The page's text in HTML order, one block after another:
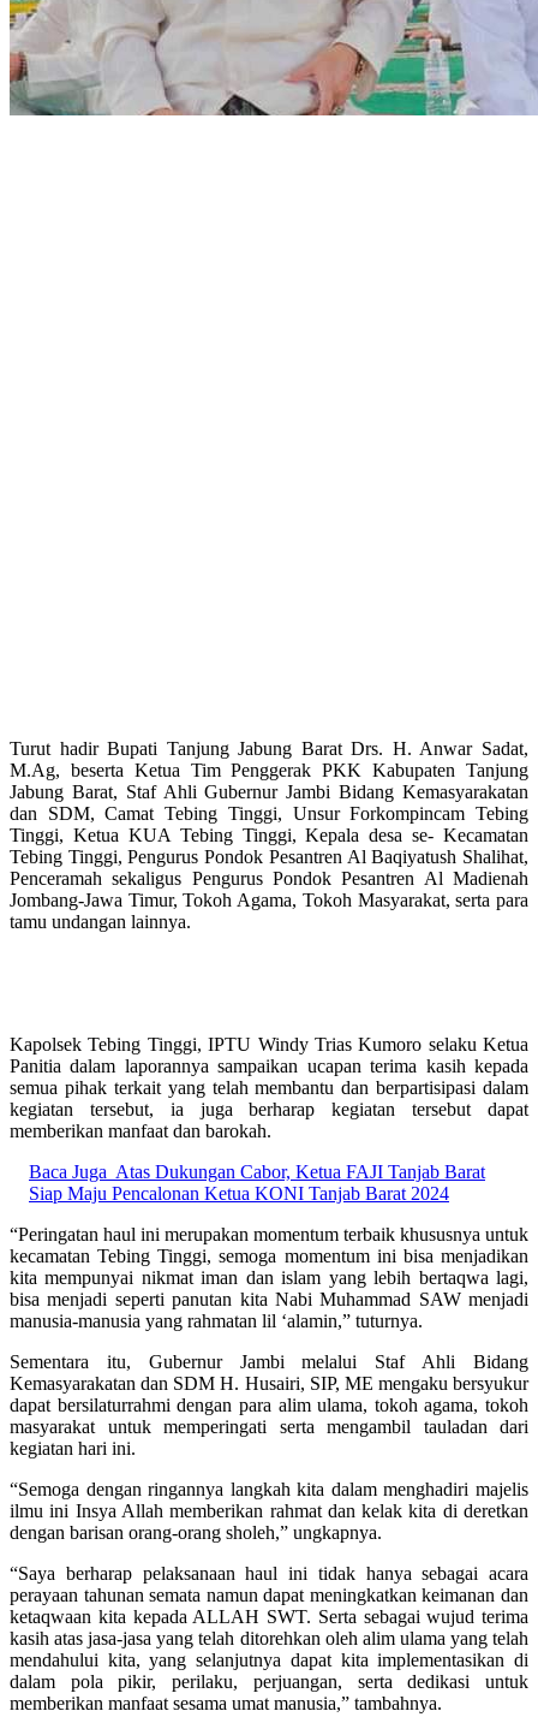
Turut hadir Bupati Tanjung Jabung Barat Drs. H. Anwar Sadat,
M.Ag, beserta Ketua Tim Penggerak PKK Kabupaten Tanjung
Jabung Barat, Staf Ahli Gubernur Jambi Bidang Kemasyarakatan
dan SDM, Camat Tebing Tinggi, Unsur Forkompincam Tebing
Tinggi, Ketua KUA Tebing Tinggi, Kepala desa se- Kecamatan
Tebing Tinggi, Pengurus Pondok Pesantren Al Baqiyatush Shalihat,
Penceramah sekaligus Pengurus Pondok Pesantren Al Madienah
Jombang-Jawa Timur, Tokoh Agama, Tokoh Masyarakat, serta para
tamu undangan lainnya.
Kapolsek Tebing Tinggi, IPTU Windy Trias Kumoro selaku Ketua
Panitia dalam laporannya sampaikan ucapan terima kasih kepada
semua pihak terkait yang telah membantu dan berpartisipasi dalam
kegiatan tersebut, ia juga berharap kegiatan tersebut dapat
memberikan manfaat dan barokah.
Baca Juga Atas Dukungan Cabor, Ketua FAJI Tanjab Barat
Siap Maju Pencalonan Ketua KONI Tanjab Barat 2024
“Peringatan haul ini merupakan momentum terbaik khususnya untuk
kecamatan Tebing Tinggi, semoga momentum ini bisa menjadikan
kita mempunyai nikmat iman dan islam yang lebih bertaqwa lagi,
bisa menjadi seperti panutan kita Nabi Muhammad SAW menjadi
manusia-manusia yang rahmatan lil ‘alamin,” tuturnya.
Sementara itu, Gubernur Jambi melalui Staf Ahli Bidang
Kemasyarakatan dan SDM H. Husairi, SIP, ME mengaku bersyukur
dapat bersilaturrahmi dengan para alim ulama, tokoh agama, tokoh
masyarakat untuk memperingati serta mengambil tauladan dari
kegiatan hari ini.
“Semoga dengan ringannya langkah kita dalam menghadiri majelis
ilmu ini Insya Allah memberikan rahmat dan kelak kita di deretkan
dengan barisan orang-orang sholeh,” ungkapnya.
“Saya berharap pelaksanaan haul ini tidak hanya sebagai acara
perayaan tahunan semata namun dapat meningkatkan keimanan dan
ketaqwaan kita kepada ALLAH SWT. Serta sebagai wujud terima
kasih atas jasa-jasa yang telah ditorehkan oleh alim ulama yang telah
mendahului kita, yang selanjutnya dapat kita implementasikan di
dalam pola pikir, perilaku, perjuangan, serta dedikasi untuk
memberikan manfaat sesama umat manusia,” tambahnya.